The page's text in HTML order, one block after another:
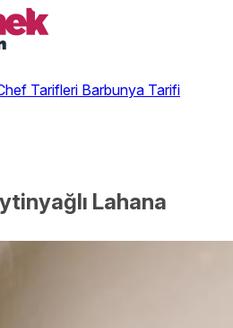
Tarifleri Barbunya Tarifi
Lahana